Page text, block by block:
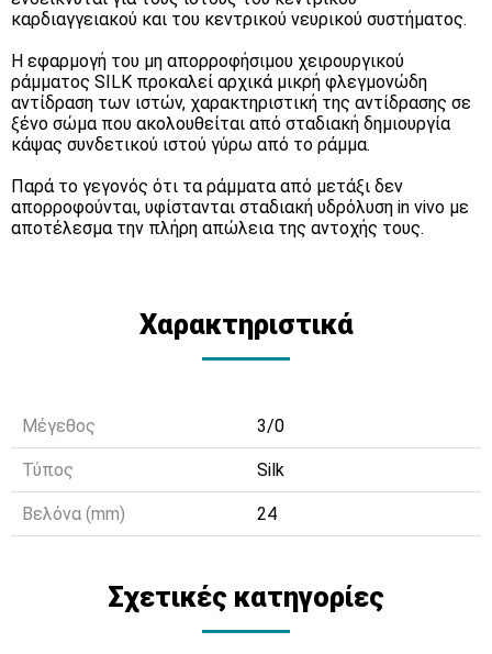
καρδιαγγειακού και του κεντρικού νευρικού συστήματος.
Η εφαρμογή του μη απορροφήσιμου χειρουργικού
ράμματος SILK προκαλεί αρχικά μικρή φλεγμονώδη
αντίδραση των ιστών, χαρακτηριστική της αντίδρασης σε
ξένο σώμα που ακολουθείται από σταδιακή δημιουργία
κάψας συνδετικού ιστού γύρω από το ράμμα.
Παρά το γεγονός ότι τα ράμματα από μετάξι δεν
απορροφούνται, υφίστανται σταδιακή υδρόλυση in vivo με
αποτέλεσμα την πλήρη απώλεια της αντοχής τους.
Χαρακτηριστικά
Μέγεθος 3/0
Τύπος Silk
Βελόνα (mm) 24
Σχετικές κατηγορίες